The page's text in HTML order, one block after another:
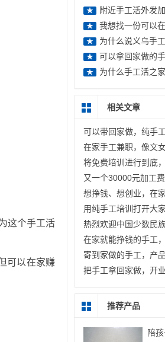
这个手工活
可以在家赚
★ 附近手工活外发加工
★ 我想找一份可以
★ 为什么说义乌手
★ 可以拿回家做的手工
★ 为什么手工活之家网
相关文章
推荐产品
陪